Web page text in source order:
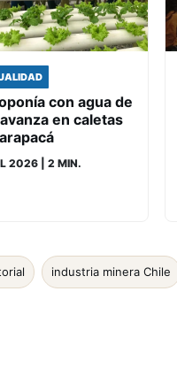
con agua de
en caletas
2026 | 2 MIN.
industria minera Chile